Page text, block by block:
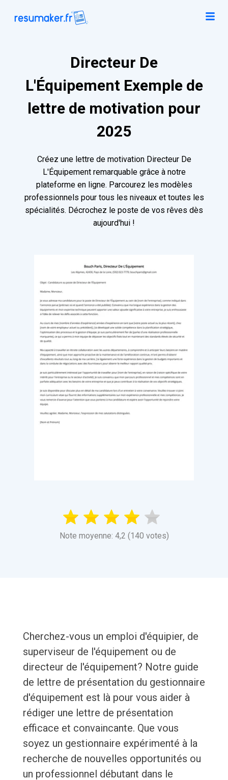
Directeur De
L'Équipement Exemple de
lettre de motivation pour
2025
Créez une lettre de motivation Directeur De
L'Équipement remarquable grâce à notre
plateforme en ligne. Parcourez les modèles
professionnels pour tous les niveaux et toutes les
spécialités. Décrochez le poste de vos rêves dès
aujourd'hui !
Note moyenne: 4,2 (140 votes)
Cherchez-vous un emploi d'équipier, de
superviseur de l'équipement ou de
directeur de l'équipement? Notre guide
de lettre de présentation du gestionnaire
d'équipement est là pour vous aider à
rédiger une lettre de présentation
efficace et convaincante. Que vous
soyez un gestionnaire expérimenté à la
recherche de nouvelles opportunités ou
un professionnel débutant dans le